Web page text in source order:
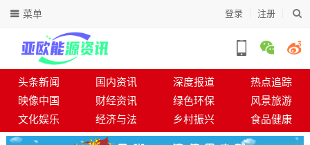
登录 注册
菜单
头条新闻 国内资讯 深度报道
热点追踪
映像中国
财经资讯 绿色环保
风景旅游
文化娱乐
经济与法 乡村振兴 食品健康